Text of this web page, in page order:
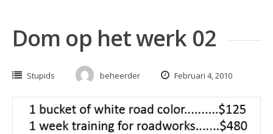
Dom op het werk 02
Stupids beheerder Februari 4, 2010